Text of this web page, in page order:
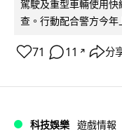
駕駛及重型車輛使用
查。行動配合警方今年
71 11 ↗ 分
科技娛樂 遊戲情報